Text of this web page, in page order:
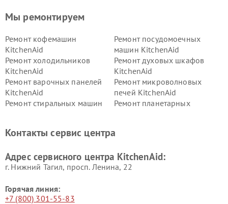
Мы ремонтируем
Ремонт кофемашин
KitchenAid
Ремонт посудомоечных
машин KitchenAid
Ремонт холодильников
KitchenAid
Ремонт духовых шкафов
KitchenAid
Ремонт варочных панелей
KitchenAid
Ремонт микроволновых
печей KitchenAid
Ремонт стиральных машин
Ремонт планетарных
Контакты сервис центра
Адрес сервисного центра KitchenAid:
г. Нижний Тагил, просп. Ленина, 22
Горячая линия:
+7 (800) 301-55-83